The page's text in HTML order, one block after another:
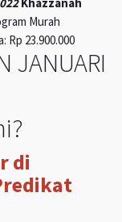
Khazzanah
Murah
Rp 23.900.000
JANUARI
di